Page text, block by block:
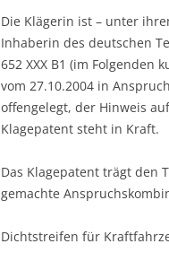
Die Klägerin ist – unter
Inhaberin des deutschen
652 XXX B1 (im Folgenden
vom 27.10.2004 in
offengelegt, der Hinweis
Klagepatent steht in Kraft.
Das Klagepatent trägt den
gemachte
Dichtstreifen für